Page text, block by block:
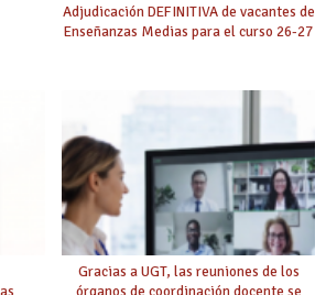
Adjudicación DEFINITIVA de vacantes de
Enseñanzas Medias para el curso 26-27
Gracias a UGT, las reuniones de los
órganos de coordinación docente se